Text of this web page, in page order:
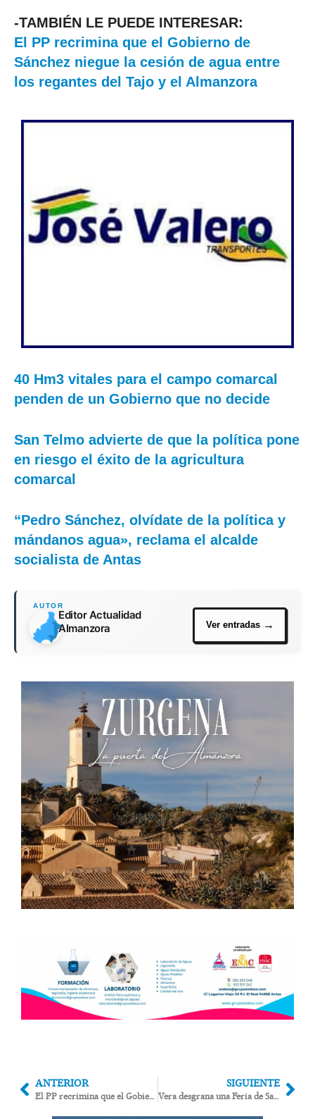
-TAMBIÉN LE PUEDE INTERESAR:
El PP recrimina que el Gobierno de
Sánchez niegue la cesión de agua entre
los regantes del Tajo y el Almanzora
40 Hm3 vitales para el campo comarcal
penden de un Gobierno que no decide
San Telmo advierte de que la política pone
en riesgo el éxito de la agricultura
comarcal
“Pedro Sánchez, olvídate de la política y
mándanos agua», reclama el alcalde
socialista de Antas
Editor Actualidad
Almanzora
ANTERIOR
El PP recrimina que el Gobierno de Sánchez niegue la cesión de agua entre los regantes del Tajo y el Almanzora
SIGUIENTE
Vera desgrana una Feria de San Cleofás cargada de actos para todos los públicos